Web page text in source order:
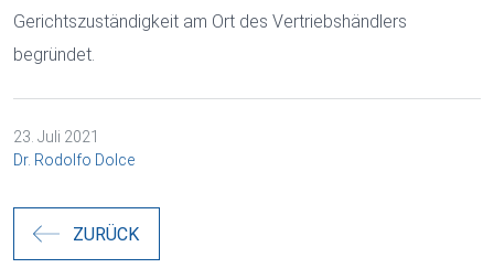
Gerichtszuständigkeit am Ort des Vertriebshändlers
begründet.
23. Juli 2021
Dr. Rodolfo Dolce
ZURÜCK